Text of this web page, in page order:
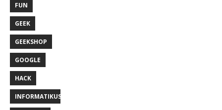
FUN
GEEK
GEEKSHOP
GOOGLE
HACK
INFORMATIKUS